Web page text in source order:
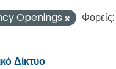
Openings Φορείς:
Δίκτυο